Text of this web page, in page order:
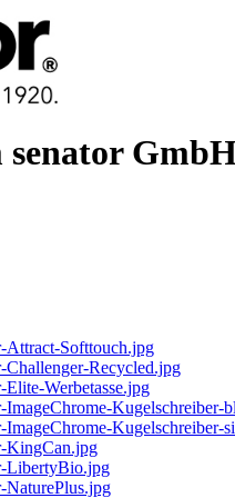
Attract-Softtouch.jpg
Challenger-Recycled.jpg
Werbetasse.jpg
ImageChrome-Kugelschreiber-
ImageChrome-Kugelschreiber-
KingCan.jpg
LibertyBio.jpg
NaturePlus.jpg